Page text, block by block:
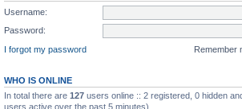
Username:
Password:
I forgot my password
Remember
WHO IS ONLINE
In total there are 127 users online :: 2 registered, 0 hidden
users active over the past 5 minutes)